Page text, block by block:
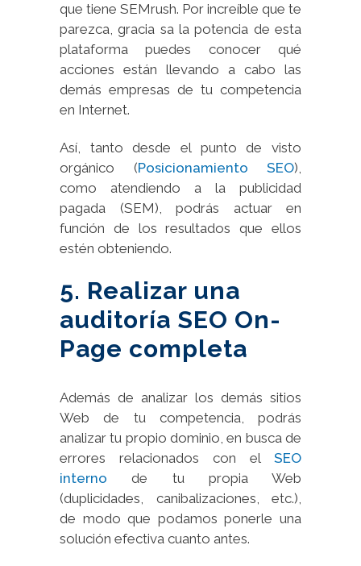
que tiene SEMrush. Por increíble que te
parezca, gracia sa la potencia de esta
plataforma puedes conocer qué
acciones están llevando a cabo las
demás empresas de tu competencia
en Internet.
Así, tanto desde el punto de visto
orgánico (Posicionamiento SEO),
como atendiendo a la publicidad
pagada (SEM), podrás actuar en
función de los resultados que ellos
estén obteniendo.
5. Realizar una
auditoría SEO On-
Page completa
Además de analizar los demás sitios
Web de tu competencia, podrás
analizar tu propio dominio, en busca de
errores relacionados con el SEO
interno de tu propia Web
(duplicidades, canibalizaciones, etc.),
de modo que podamos ponerle una
solución efectiva cuanto antes.